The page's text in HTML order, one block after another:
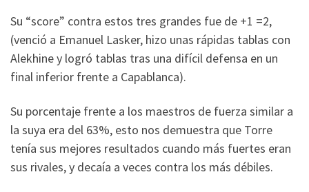
Su “score” contra estos tres grandes fue de +1 =2,
(venció a Emanuel Lasker, hizo unas rápidas tablas con
Alekhine y logró tablas tras una difícil defensa en un
final inferior frente a Capablanca).
Su porcentaje frente a los maestros de fuerza similar a
la suya era del 63%, esto nos demuestra que Torre
tenía sus mejores resultados cuando más fuertes eran
sus rivales, y decaía a veces contra los más débiles.